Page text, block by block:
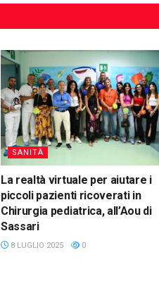
SANITÀ
La realtà virtuale per aiutare i
piccoli pazienti ricoverati in
Chirurgia pediatrica, all’Aou di
Sassari
8 LUGLIO 2025 0